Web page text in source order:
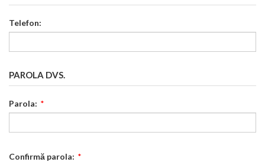
Telefon:
PAROLA DVS.
Parola: *
Confirmă parola: *